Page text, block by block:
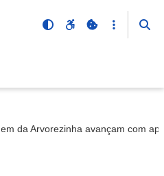
da Arvorezinha avançam com